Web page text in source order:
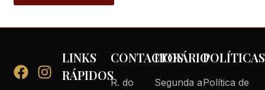
LINKS
RÁPIDOS
CONTACTOS
R. do
HORÁRIO
Segunda a
POLÍTICAS
Política de